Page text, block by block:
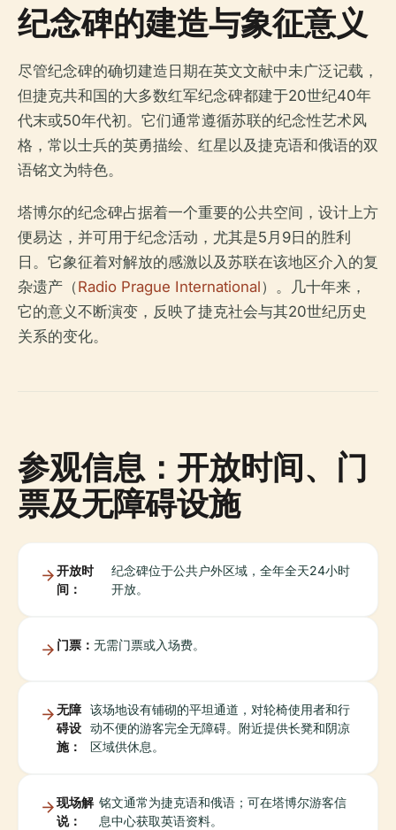
纪念碑的建造与象征意义
尽管纪念碑的确切建造日期在英文文献中未广泛记载，
但捷克共和国的大多数红军纪念碑都建于20世纪40年
代末或50年代初。它们通常遵循苏联的纪念性艺术风
格，常以士兵的英勇描绘、红星以及捷克语和俄语的双
语铭文为特色。
塔博尔的纪念碑占据着一个重要的公共空间，设计上方
便易达，并可用于纪念活动，尤其是5月9日的胜利
日。它象征着对解放的感激以及苏联在该地区介入的复
杂遗产（Radio Prague International）。几十年来，
它的意义不断演变，反映了捷克社会与其20世纪历史
关系的变化。
参观信息：开放时间、门
票及无障碍设施
开放时
间：
纪念碑位于公共户外区域，全年全天24小时
开放。
门票： 无需门票或入场费。
无障
碍设
施：
该场地设有铺砌的平坦通道，对轮椅使用者和行
动不便的游客完全无障碍。附近提供长凳和阴凉
区域供休息。
现场解
说：
铭文通常为捷克语和俄语；可在塔博尔游客信
息中心获取英语资料。